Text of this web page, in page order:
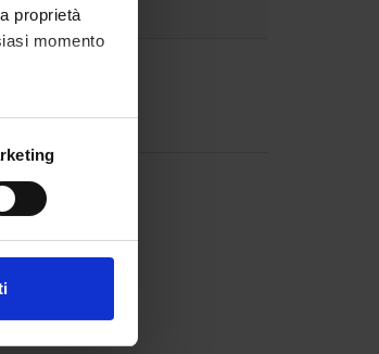
proprietà
momento